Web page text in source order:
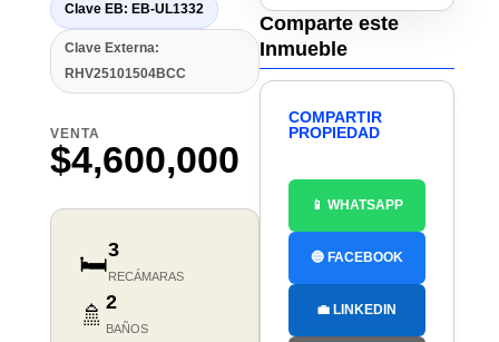
Clave EB: EB-UL1332
Clave Externa:
RHV25101504BCC
VENTA
$4,600,000
🛏️3
RECÁMARAS
🚿 2
BAÑOS
Comparte este
Inmueble
COMPARTIR
PROPIEDAD
📱 WHATSAPP
🔵 FACEBOOK
💼 LINKEDIN